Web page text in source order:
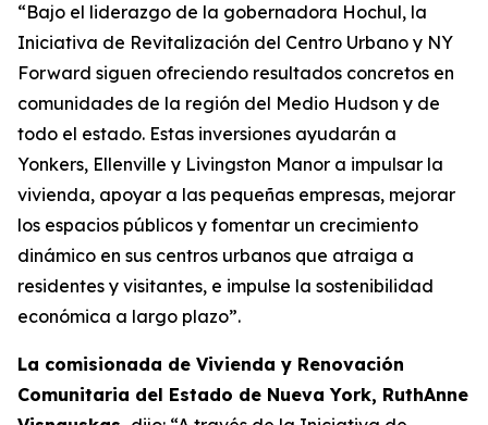
“Bajo el liderazgo de la gobernadora Hochul, la
Iniciativa de Revitalización del Centro Urbano y NY
Forward siguen ofreciendo resultados concretos en
comunidades de la región del Medio Hudson y de
todo el estado. Estas inversiones ayudarán a
Yonkers, Ellenville y Livingston Manor a impulsar la
vivienda, apoyar a las pequeñas empresas, mejorar
los espacios públicos y fomentar un crecimiento
dinámico en sus centros urbanos que atraiga a
residentes y visitantes, e impulse la sostenibilidad
económica a largo plazo”.
La comisionada de Vivienda y Renovación
Comunitaria del Estado de Nueva York, RuthAnne